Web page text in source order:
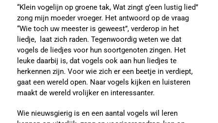
“Klein vogelijn op groene tak, Wat zingt g’een lustig lied”
zong mijn moeder vroeger. Het antwoord op de vraag
“Wie toch uw meester is geweest”, verderop in het
liedje, laat zich raden. Tegenwoordig weten we dat
vogels de liedjes voor hun soortgenoten zingen. Het
leuke daarbij is, dat vogels ook aan hun liedjes te
herkennen zijn. Voor wie zich er een beetje in verdiept,
gaat een wereld open. Naar vogels kijken en luisteren
maakt de wereld vrolijker en interessanter.
Wie nieuwsgierig is en een aantal vogels wil leren